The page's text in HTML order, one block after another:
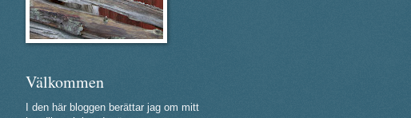
Välkommen
I den här bloggen berättar jag om mitt